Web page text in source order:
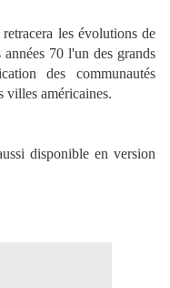
les évolutions de
70 l'un des grands
des communautés
villes américaines.
disponible en version